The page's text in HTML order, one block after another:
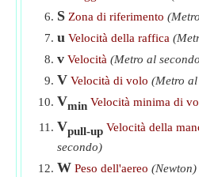
Velocità di virata per un dato
Velocità di volo minima
S Zona di riferimento
u Velocità della raffica
v Velocità (Metro al
V Velocità di volo (Metro al
Vmin Velocità minima di
Vpull-up Velocità della
secondo)
W Peso dell'aereo (Newton)